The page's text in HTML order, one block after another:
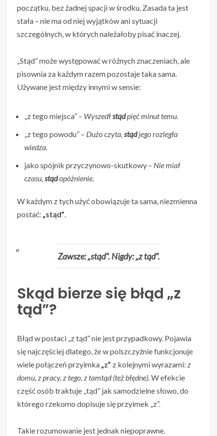
początku, bez żadnej spacji w środku. Zasada ta jest
stała – nie ma od niej wyjątków ani sytuacji
szczególnych, w których należałoby pisać inaczej.
„Stąd” może występować w różnych znaczeniach, ale
pisownia za każdym razem pozostaje taka sama.
Używane jest między innymi w sensie:
„z tego miejsca” – Wyszedłstądpięć minut temu.
„z tego powodu” – Dużo czyta, stądjego rozległa
wiedza.
jako spójnik przyczynowo-skutkowy – Nie miał
czasu, stądopóźnienie.
W każdym z tych użyć obowiązuje ta sama, niezmienna
postać: „stąd”.
Zawsze: „stąd”. Nigdy: „z tąd”.
Skąd bierze się błąd „z
tąd”?
Błąd w postaci „z tąd” nie jest przypadkowy. Pojawia
się najczęściej dlatego, że w polszczyźnie funkcjonuje
wiele połączeń przyimka„z” z kolejnymi wyrazami: z
domu, z pracy, z tego, z tamtąd (też błędne). W efekcie
część osób traktuje „tąd” jak samodzielne słowo, do
którego rzekomo dopisuje się przyimek „z”.
Takie rozumowanie jest jednak niepoprawne.